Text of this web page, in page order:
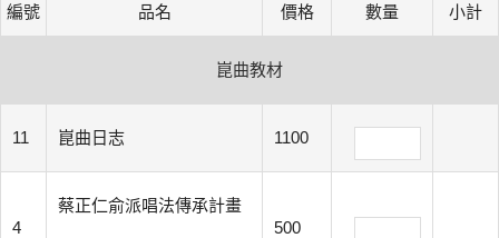
編號 品名 價格 數量 小計
崑曲教材
11 崑曲日志 1100
4
蔡正仁俞派唱法傳承計畫
500